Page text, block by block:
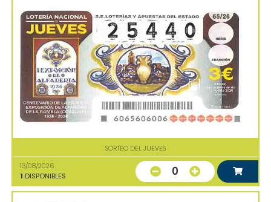
SORTEO DEL JUEVES
13/08/2026
1 DISPONIBLES 0